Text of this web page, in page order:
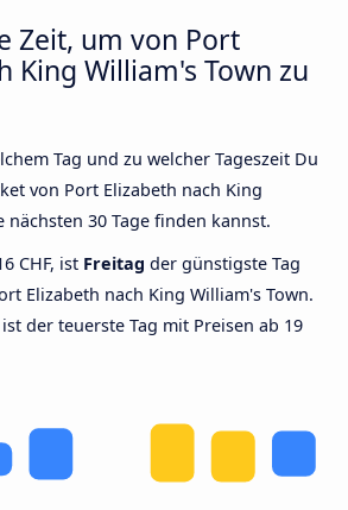
Zeit, um von Port
King William's Town zu
Tag und zu welcher Tageszeit Du
von Port Elizabeth nach King
30 Tage finden kannst.
CHF, ist Freitag der günstigste Tag
Elizabeth nach King William's Town.
der teuerste Tag mit Preisen ab 19